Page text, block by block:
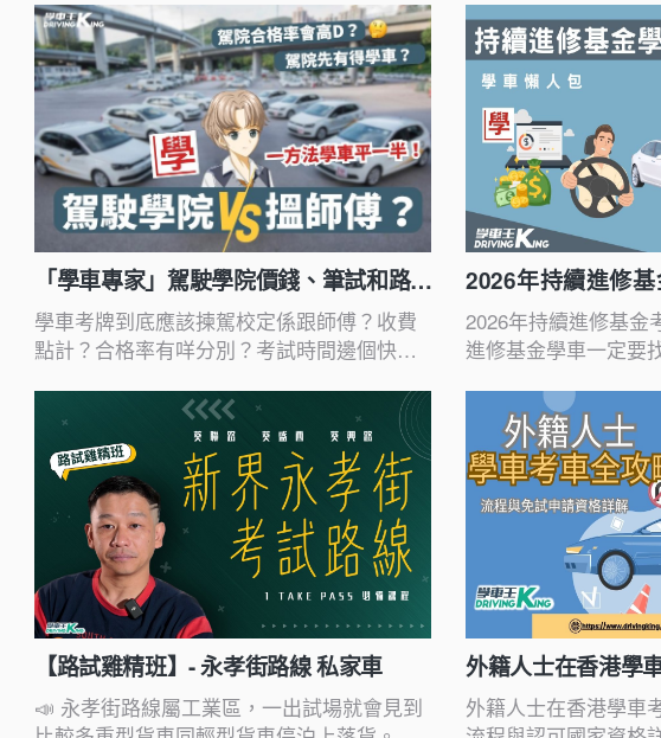
「學車專家」駕駛學院價錢、筆試和路試
合格率全對比
學車考牌到底應該揀駕校定係跟師傅？收費
點計？合格率有咩分別？考試時間邊個快？
2026年持續進修
比較
2026年持續進修基金
進修基金學車一定要
【路試雞精班】- 永孝街路線 私家車
📣 永孝街路線屬工業區，一出試場就會見到
外籍人士在香港學
請詳解
外籍人士在香港學車